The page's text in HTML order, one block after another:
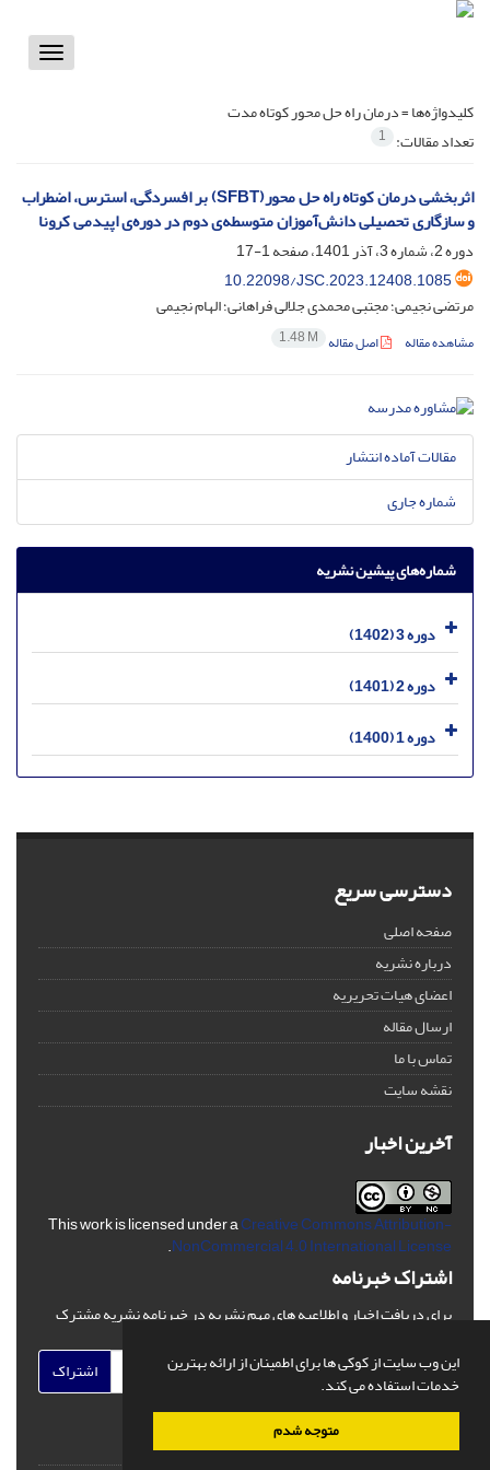
این وب سایت از کوکی ها برای اطمینان از ارائه بهترین
خدمات استفاده می کند.
متوجه شدم
Toggle
کلیدواژه‌ها =درمان راه حل محور کوتاه مدت
تعداد مقالات: 1
اثربخشی درمان کوتاه راه حل محور(SFBT) بر افسردگی، استرس، اضطراب
و سازگاری تحصیلی دانش‌آموزان متوسطه‌ی دوم در دوره‌ی اپیدمی کرونا
دوره 2، شماره 3، آذر 1401، صفحه
1-17
10.22098/JSC.2023.12408.1085
مرتضی نجیمی؛ مجتبی محمدی جلالی فراهانی؛ الهام نجیمی
مشاهده مقاله اصل مقاله 1.48 M
مقالات آماده انتشار
شماره جاری
شماره‌های پیشین نشریه
دوره 3 (1402)
دوره 2 (1401)
دوره 1 (1400)
دسترسی سریع
صفحه اصلی
درباره نشریه
اعضای هیات تحریریه
ارسال مقاله
تماس با ما
نقشه سایت
آخرین اخبار
This work is licensed under aCreative Commons Attribution-
NonCommercial 4.0 International License
.
اشتراک خبرنامه
برای دریافت اخبار و اطلاعیه های مهم نشریه در خبرنامه نشریه مشترک
اشتراک